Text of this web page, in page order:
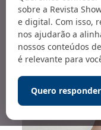
sobre a Revista
e digital. Com isso,
nos ajudarão a
nossos conteúdos
é relevante para
Quero